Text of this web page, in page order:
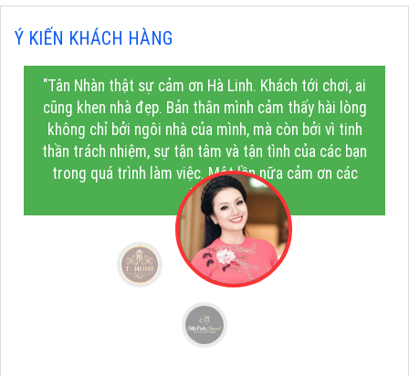
Ý KIẾN KHÁCH HÀNG
"Tân Nhàn thật sự cảm ơn Hà Linh. Khách tới chơi, ai
cũng khen nhà đẹp. Bản thân mình cảm thấy hài lòng
không chỉ bởi ngôi nhà của mình, mà còn bởi vì tinh
thần trách nhiệm, sự tận tâm và tận tình của các bạn
trong quá trình làm việc. Một lần nữa cảm ơn các
bạn!"